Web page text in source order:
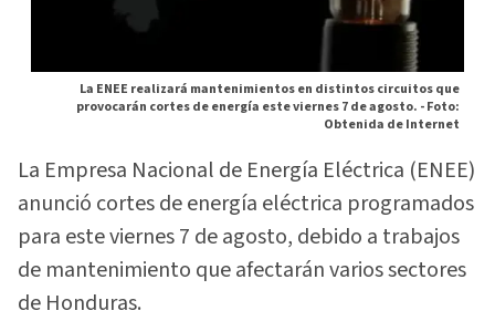
La ENEE realizará mantenimientos en distintos circuitos que
provocarán cortes de energía este viernes 7 de agosto. -Foto:
Obtenida de Internet
La Empresa Nacional de Energía Eléctrica (ENEE)
anunció cortes de energía eléctrica programados
para este viernes 7 de agosto, debido a trabajos
de mantenimiento que afectarán varios sectores
de Honduras.